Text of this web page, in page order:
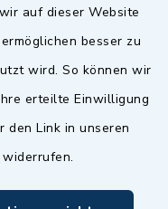
auf dieser Website
besser zu
wird. So können wir
erteilte Einwilligung
den Link in unseren
widerrufen.